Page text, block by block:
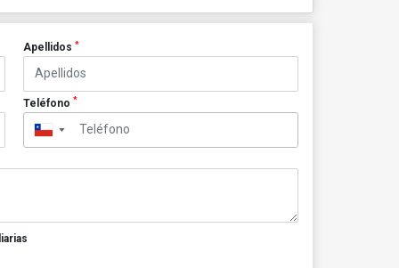
Apellidos *
Teléfono *
▼